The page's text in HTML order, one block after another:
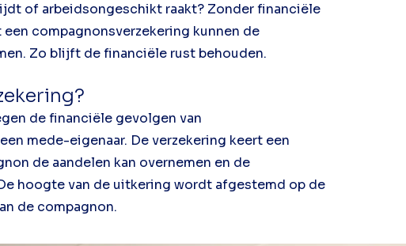
of arbeidsongeschikt raakt? Zonder financiële
compagnonsverzekering kunnen de
Zo blijft de financiële rust behouden.
de financiële gevolgen van
mede-eigenaar. De verzekering keert een
de aandelen kan overnemen en de
hoogte van de uitkering wordt afgestemd op de
de compagnon.